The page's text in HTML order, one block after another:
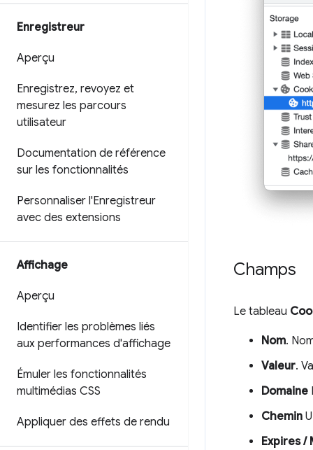
Enregistreur
Aperçu
Enregistrez, revoyez et
mesurez les parcours
utilisateur
Documentation de référence
sur les fonctionnalités
Personnaliser l'Enregistreur
avec des extensions
Affichage
Aperçu
Identifier les problèmes liés
aux performances d'affichage
Émuler les fonctionnalités
multimédias CSS
Appliquer des effets de rendu
Champs
Le tableau
Nom.
Valeur.
Domaine
Chemin
Expires /